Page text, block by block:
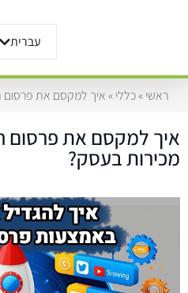
עברית
ראשי»כללי»איך למקסם את פרסום
איך למקסם את פרסום
מכירות בעסק?